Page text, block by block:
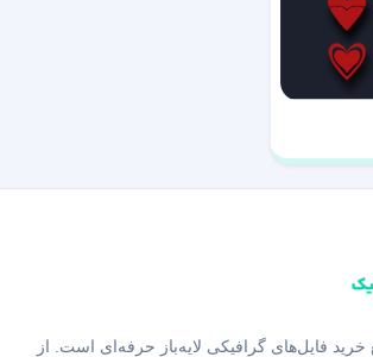
فایل‌های گرافیکی لایه‌باز حرفه‌ای است. از